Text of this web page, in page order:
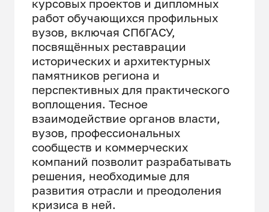
курсовых проектов и дипломных
работ обучающихся профильных
вузов, включая СПбГАСУ,
посвящённых реставрации
исторических и архитектурных
памятников региона и
перспективных для практического
воплощения. Тесное
взаимодействие органов власти,
вузов, профессиональных
сообществ и коммерческих
компаний позволит разрабатывать
решения, необходимые для
развития отрасли и преодоления
кризиса в ней.